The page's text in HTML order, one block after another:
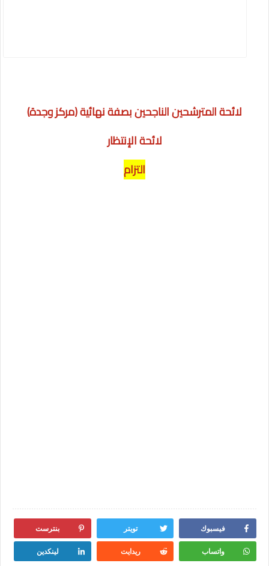
لائحة المترشحين الناجحين بصفة نهائية (مركز وجدة)
لائحة الإنتظار
التزام
فيسبوك تويتر بنترست
واتساب ريدايت لينكدين